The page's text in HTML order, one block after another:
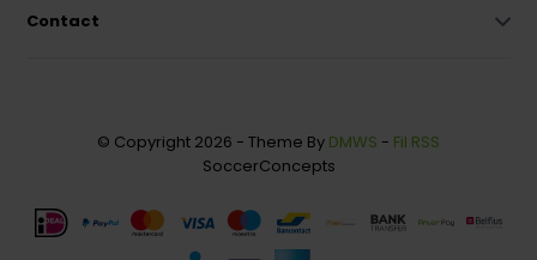
Contact
© Copyright 2026 - Theme By DMWS - Fil RSS
SoccerConcepts